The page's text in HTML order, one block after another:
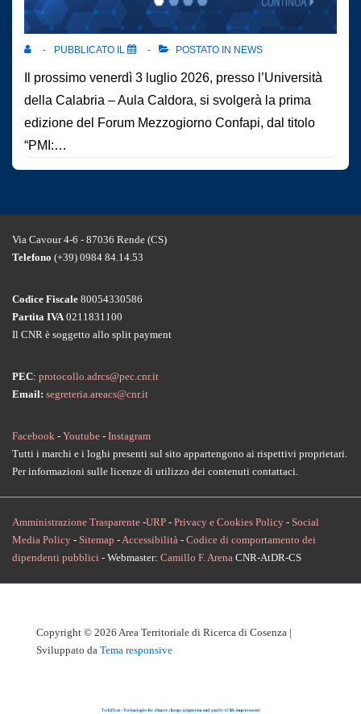
PUBBLICATO IL POSTATO IN NEWS
Il prossimo venerdì 3 luglio 2026, presso l’Università
della Calabria – Aula Caldora, si svolgerà la prima
edizione del Forum Mezzogiorno Confapi, dal titolo
“PMI:…
Via Cavour 4-6 - 87036 Rende (CS)
Telefono (+39) 0984 84.14.53
Codice Fiscale 80054330586
Partita IVA0211831100
Il CNR è soggetto allo split payment
PEC: protocollo.adrcs@pec.cnr.it
Email: segreteria.areacs@cnr.it
Facebook - Youtube - Instagram
Tutti i marchi e i loghi presenti sul sito appartengono ai rispettivi proprietari.
Per informazioni sulle licenze di utilizzo dei contenuti contattaci.
Amministrazione Trasparente -URP - Privacy e Cookies Policy - Social
Media Policy - Sitemap -Accessibilità - Codice di comportamento dei
dipendenti pubblici - Webmaster: Camillo F. Arena CNR-AtDR-CS
Copyright © 2026 Area Territoriale di Ricerca di Cosenza |
Sviluppato da Tema responsive